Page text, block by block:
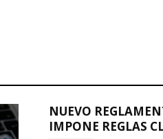
NUEVO
IMPONE REGLAS